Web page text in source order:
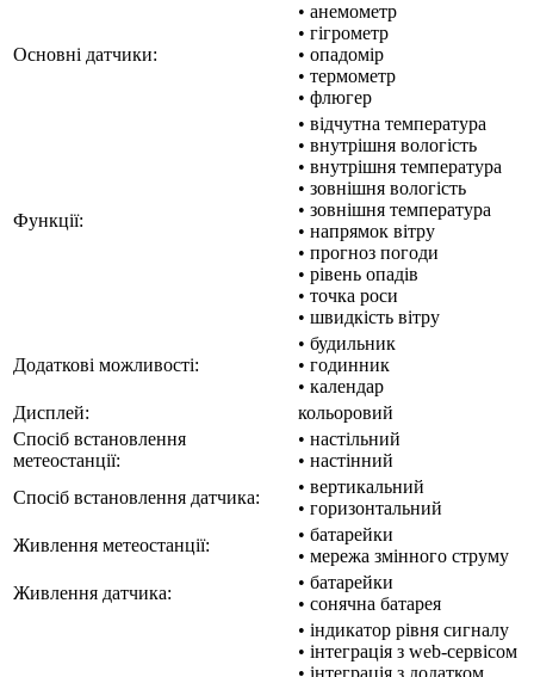
Основні датчики:
• анемометр
• гігрометр
• опадомір
• термометр
• флюгер
Функції:
• відчутна температура
• внутрішня вологість
• внутрішня температура
• зовнішня вологість
• зовнішня температура
• напрямок вітру
• прогноз погоди
• рівень опадів
• точка роси
• швидкість вітру
Додаткові можливості:
• будильник
• годинник
• календар
Дисплей:
кольоровий
Спосіб встановлення
метеостанції:
• настільний
• настінний
Спосіб встановлення датчика:
• вертикальний
• горизонтальний
Живлення метеостанції:
• батарейки
• мережа змінного струму
Живлення датчика:
• батарейки
• сонячна батарея
• індикатор рівня сигналу
• інтеграція з web-сервісом